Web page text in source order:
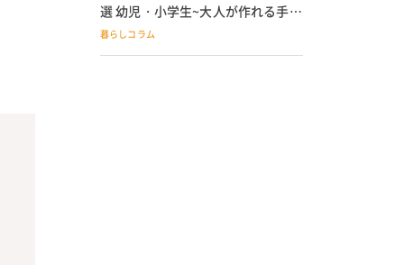
選 幼児・小学生~大人が作れる手作
りおもちゃ
暮らしコラム